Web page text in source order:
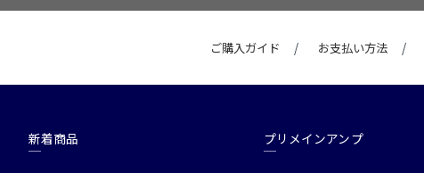
ご購入ガイド お支払い方法
新着商品 プリメインアンプ